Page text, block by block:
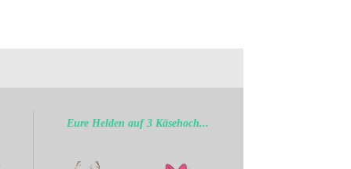
Eure Helden auf 3 Käsehoch...